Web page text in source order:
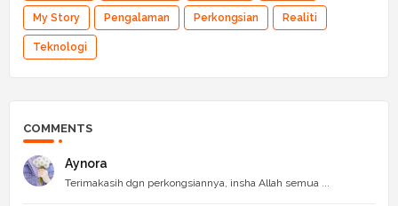
My Story Pengalaman Perkongsian Realiti
Teknologi
COMMENTS
Aynora
Terimakasih dgn perkongsiannya, insha Allah semua ...